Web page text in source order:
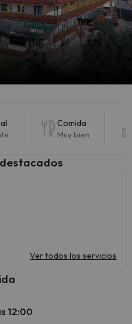
Comida
Muy bien
Ver todos los servicios
12:00